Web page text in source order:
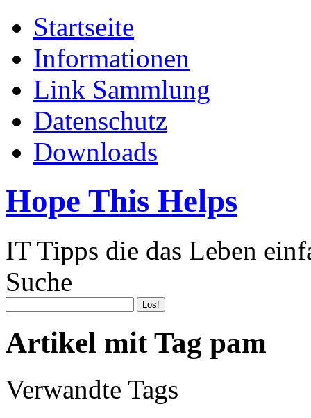
Startseite
Informationen
Link Sammlung
Datenschutz
Downloads
Hope This Helps
IT Tipps die das Leben
Suche
Artikel mit Tag pam
Verwandte Tags